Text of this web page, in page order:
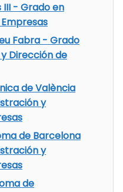
III - Grado en
Fabra - Grado
Dirección de
de València
y
de Barcelona
y
de